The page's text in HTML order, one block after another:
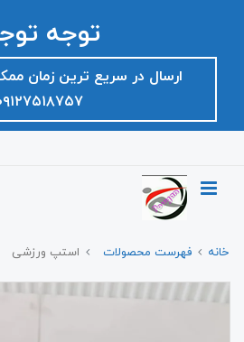
توجه
ارسال در سریع ترین زمان
۰۹۱۲۷۵۱۸۷۵۷
خانه فهرست محصولات استپ ورزشی